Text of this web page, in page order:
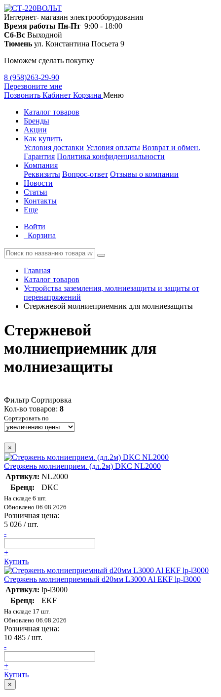
Интернет- магазин электрооборудования
Время работы Пн-Пт 9:00 - 18:00
Сб-Вс Выходной
Тюмень ул. Константина Посьета 9
Поможем сделать покупку
8 (958)263-29-90
Перезвоните мне
Позвонить Кабинет Корзина Меню
Каталог товаров
Бренды
Акции
Как купить
Условия доставки Условия оплаты Возврат и обмен.
Гарантия Политика конфиденциальности
Компания
Реквизиты Вопрос-ответ Отзывы о компании
Новости
Статьи
Контакты
Еще
Войти
Корзина
Главная
Каталог товаров
Устройства заземления, молниезащиты и защиты от
перенапряжений
Стержневой молниеприемник для молниезащиты
Стержневой
молниеприемник для
молниезащиты
Фильтр Сортировка
Кол-во товаров: 8
Сортировать по
×
Стержень молниеприем. (дл.2м) DKC NL2000
Артикул: NL2000
Бренд:
DKC
На складе 6 шт.
Обновлено 06.08.2026
Розничная цена:
5 026 / шт.
-
+
Купить
Стержень молниеприемный d20мм L3000 Al EKF lp-l3000
Артикул: lp-l3000
Бренд:
EKF
На складе 17 шт.
Обновлено 06.08.2026
Розничная цена:
10 485 / шт.
-
+
Купить
×